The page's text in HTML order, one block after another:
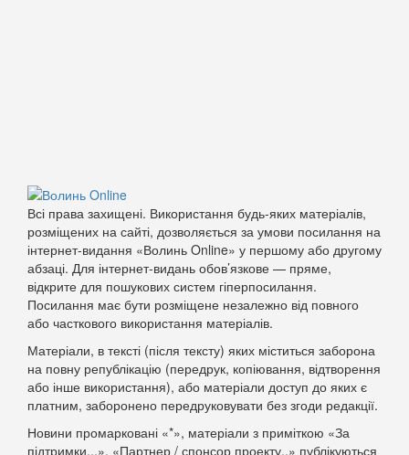
Всі права захищені. Використання будь-яких матеріалів,
розміщених на сайті, дозволяється за умови посилання на
інтернет-видання «Волинь Online» у першому або другому
абзаці. Для інтернет-видань обов’язкове — пряме,
відкрите для пошукових систем гіперпосилання.
Посилання має бути розміщене незалежно від повного
або часткового використання матеріалів.
Матеріали, в тексті (після тексту) яких міститься заборона
на повну републікацію (передрук, копіювання, відтворення
або інше використання), або матеріали доступ до яких є
платним, заборонено передруковувати без згоди редакції.
Новини промарковані «*», матеріали з приміткою «За
підтримки...», «Партнер / спонсор проекту..» публікуються